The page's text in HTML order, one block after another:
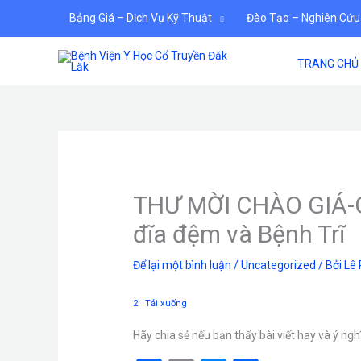
Bảng Giá – Dịch Vụ Kỹ Thuật Đào Tạo – Nghiên
TRANG CHỦ
THƯ MỜI CHÀO
đĩa đệm và Bệnh Trĩ
Để lại một bình luận /Uncategorized / Bởi Lê
2 Tải xuống
Hãy chia sẻ nếu bạn thấy bài viết hay và ý